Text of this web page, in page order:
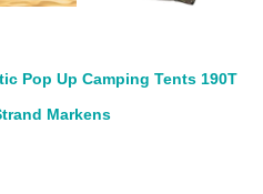
Pop Up Camping Tents 190T
Markens